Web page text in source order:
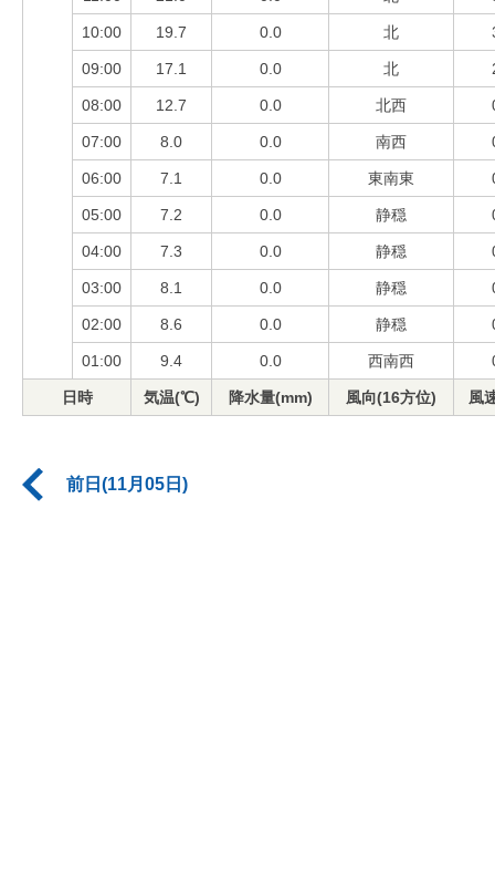
10:00 19.7 0.0 北
09:00 17.1 0.0 北
08:00 12.7 0.0 北西
07:00 8.0 0.0 南西
06:00 7.1 0.0 東南東
05:00 7.2 0.0 静穏
04:00 7.3 0.0 静穏
03:00 8.1 0.0 静穏
02:00 8.6 0.0 静穏
01:00 9.4 0.0 西南西
日時 気温(℃) 降水量(mm) 風向(16方位) 風
前日(11月05日)